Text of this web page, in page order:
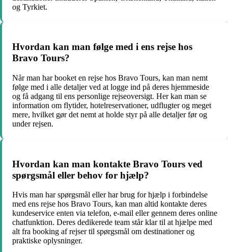
og Tyrkiet.
Hvordan kan man følge med i ens rejse hos
Bravo Tours?
Når man har booket en rejse hos Bravo Tours, kan man nemt
følge med i alle detaljer ved at logge ind på deres hjemmeside
og få adgang til ens personlige rejseoversigt. Her kan man se
information om flytider, hotelreservationer, udflugter og meget
mere, hvilket gør det nemt at holde styr på alle detaljer før og
under rejsen.
Hvordan kan man kontakte Bravo Tours ved
spørgsmål eller behov for hjælp?
Hvis man har spørgsmål eller har brug for hjælp i forbindelse
med ens rejse hos Bravo Tours, kan man altid kontakte deres
kundeservice enten via telefon, e-mail eller gennem deres online
chatfunktion. Deres dedikerede team står klar til at hjælpe med
alt fra booking af rejser til spørgsmål om destinationer og
praktiske oplysninger.